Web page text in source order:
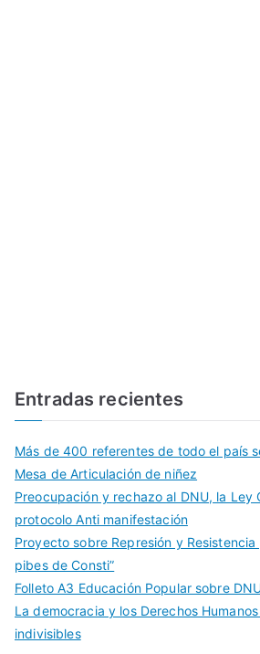
Entradas recientes
Más de 400 referentes de todo el país
Mesa de Articulación de niñez
Preocupación y rechazo al DNU, la Ley
protocolo Anti manifestación
Proyecto sobre Represión y
pibes de Consti”
Folleto A3 Educación Popular sobre
La democracia y los Derechos
indivisibles